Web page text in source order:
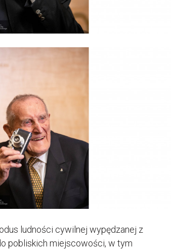
ludności cywilnej wypędzanej z
pobliskich miejscowości, w tym